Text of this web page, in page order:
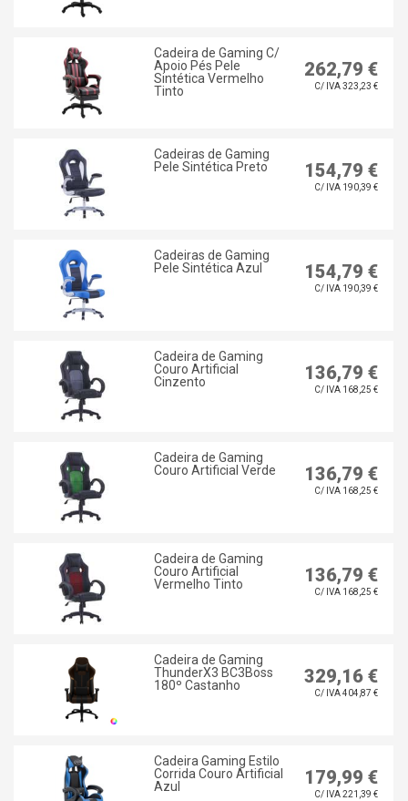
Cadeira de Gaming C/
Apoio Pés Pele
Sintética Vermelho
Tinto
262,79 €
C/ IVA 323,23 €
Cadeiras de Gaming
Pele Sintética Preto
154,79 €
C/ IVA 190,39 €
Cadeiras de Gaming
Pele Sintética Azul
154,79 €
C/ IVA 190,39 €
Cadeira de Gaming
Couro Artificial
Cinzento
136,79 €
C/ IVA 168,25 €
Cadeira de Gaming
Couro Artificial Verde
136,79 €
C/ IVA 168,25 €
Cadeira de Gaming
Couro Artificial
Vermelho Tinto
136,79 €
C/ IVA 168,25 €
Cadeira de Gaming
ThunderX3 BC3Boss
180º Castanho
329,16 €
C/ IVA 404,87 €
Cadeira Gaming Estilo
Corrida Couro Artificial
Azul
179,99 €
C/ IVA 221,39 €